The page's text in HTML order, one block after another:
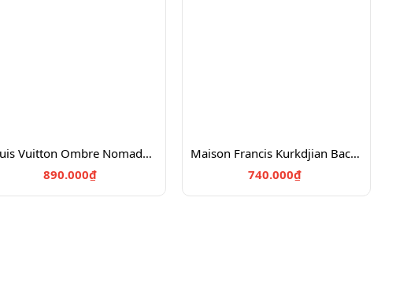
Louis Vuitton Ombre Nomade Chiết 10ml
890.000₫
Maison Francis Kurkdjian Baccarat Rouge 540 Chiết 10ml
740.000₫